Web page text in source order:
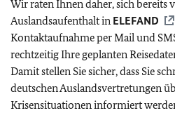
Wir raten Ihnen daher, sich bereits
Auslandsaufenthalt in ELEFAND
Kontaktaufnahme per Mail und
rechtzeitig Ihre geplanten
Damit stellen Sie sicher, dass Sie
deutschen Auslandsvertretungen
Krisensituationen informiert